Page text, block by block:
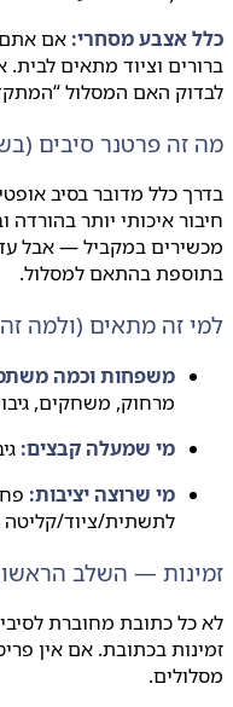
אצבע מסחרי:אם אתם
וציוד מתאים לבית.
האם המסלול “המתקדם”
פרטנר סיבים
כלל מדובר בסיב אופטי
איכותי יותר בהורדה
במקביל — אבל עדיין
בהתאם למסלול.
זה מתאים (ולמה זה
משפחות וכמה
מרחוק, משחקים, גיבויים
מי שמעלה קבצים:גיבוי
מי שרוצה יציבות:פחות
לתשתית/ציוד/קליטה
— השלב הראשון
כתובת מחוברת לסיבים.
בכתובת. אם אין פריסה